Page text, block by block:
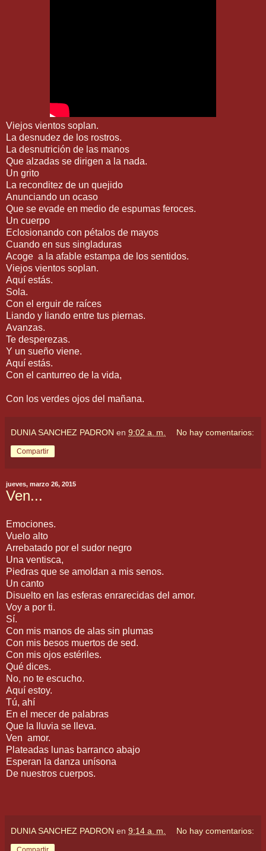
Viejos vientos soplan.
La desnudez de los rostros.
La desnutrición de las manos
Que alzadas se dirigen a la nada.
Un grito
La reconditez de un quejido
Anunciando un ocaso
Que se evade en medio de espumas feroces.
Un cuerpo
Eclosionando con pétalos de mayos
Cuando en sus singladuras
Acoge a la afable estampa de los sentidos.
Viejos vientos soplan.
Aquí estás.
Sola.
Con el erguir de raíces
Liando y liando entre tus piernas.
Avanzas.
Te desperezas.
Y un sueño viene.
Aquí estás.
Con el canturreo de la vida,
Con los verdes ojos del mañana.
DUNIA SANCHEZ PADRON en 9:02 a. m. No hay comentarios:
Compartir
jueves, marzo 26, 2015
Ven...
Emociones.
Vuelo alto
Arrebatado por el sudor negro
Una ventisca,
Piedras que se amoldan a mis senos.
Un canto
Disuelto en las esferas enrarecidas del amor.
Voy a por ti.
Sí.
Con mis manos de alas sin plumas
Con mis besos muertos de sed.
Con mis ojos estériles.
Qué dices.
No, no te escucho.
Aquí estoy.
Tú, ahí
En el mecer de palabras
Que la lluvia se lleva.
Ven amor.
Plateadas lunas barranco abajo
Esperan la danza unísona
De nuestros cuerpos.
DUNIA SANCHEZ PADRON en 9:14 a. m. No hay comentarios: